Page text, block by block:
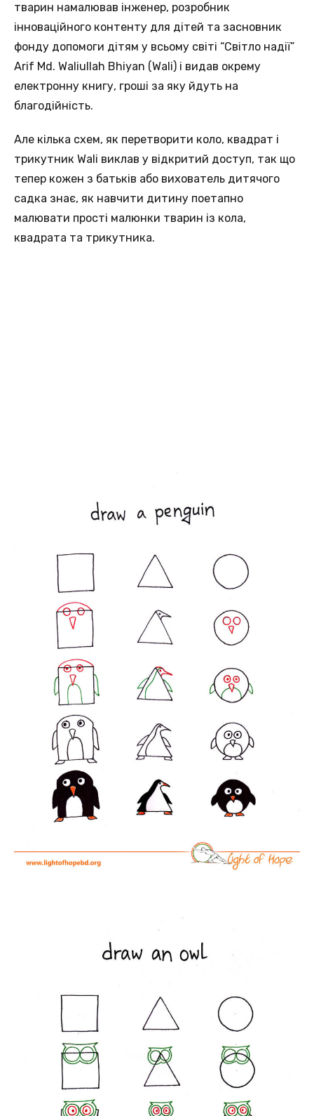
тварин намалював інженер, розробник
інноваційного контенту для дітей та засновник
фонду допомоги дітям у всьому світі “Світло надії”
Arif Md. Waliullah Bhiyan (Wali) і видав окрему
електронну книгу, гроші за яку йдуть на
благодійність.
Але кілька схем, як перетворити коло, квадрат і
трикутник Wali виклав у відкритий доступ, так що
тепер кожен з батьків або вихователь дитячого
садка знає, як навчити дитину поетапно
малювати прості малюнки тварин із кола,
квадрата та трикутника.